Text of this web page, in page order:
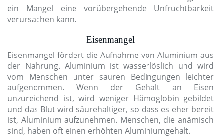
ein Mangel eine vorübergehende Unfruchtbarkeit
verursachen kann.
Eisenmangel
Eisenmangel fördert die Aufnahme von Aluminium aus
der Nahrung. Aluminium ist wasserlöslich und wird
vom Menschen unter sauren Bedingungen leichter
aufgenommen. Wenn der Gehalt an Eisen
unzureichend ist, wird weniger Hämoglobin gebildet
und das Blut wird säurehaltiger, so dass es eher bereit
ist, Aluminium aufzunehmen. Menschen, die anämisch
sind, haben oft einen erhöhten Aluminiumgehalt.